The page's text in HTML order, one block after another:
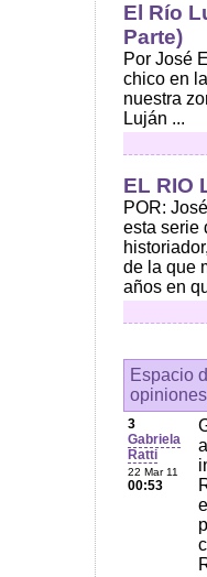
El Río
Parte)
Por José
chico en
nuestra
Luján ...
EL RIO
POR:
esta serie
de la que
años en
Espacio
3
Gabriela
Ratti
22 Mar 11
00:53